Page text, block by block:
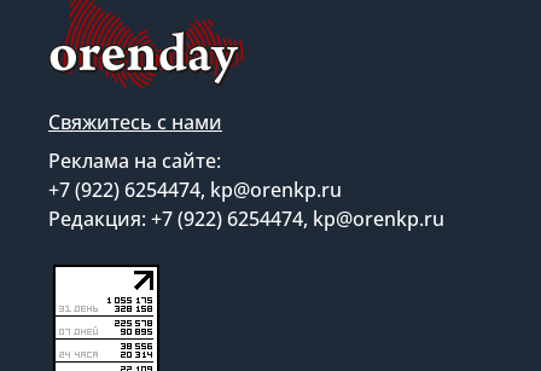
Свяжитесь с нами
Реклама на сайте:
+7 (922) 6254474, kp@orenkp.ru
Редакция: +7 (922) 6254474, kp@orenkp.ru